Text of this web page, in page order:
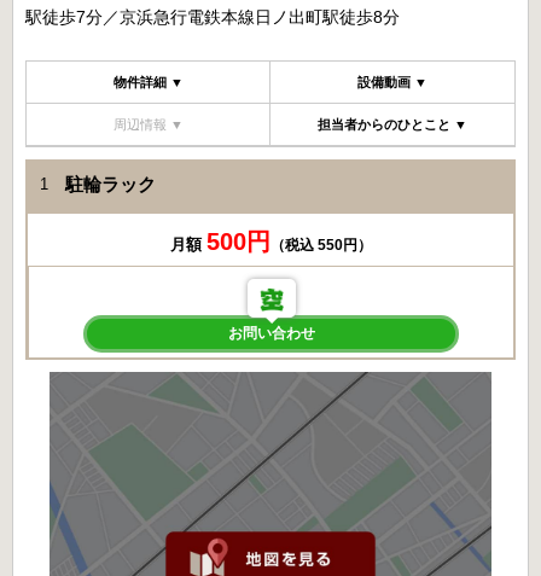
駅徒歩7分／京浜急行電鉄本線日ノ出町駅徒歩8分
物件詳細 ▼ 設備動画 ▼
周辺情報 ▼ 担当者からのひとこと ▼
1 駐輪ラック
月額 500円 （税込 550円）
お問い合わせ